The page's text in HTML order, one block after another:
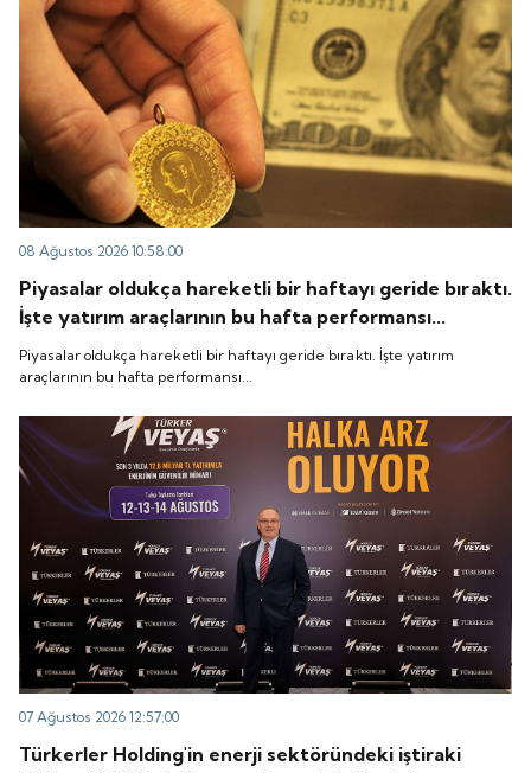
08 Ağustos 2026 10:58:00
Piyasalar oldukça hareketli bir haftayı geride bıraktı.
İşte yatırım araçlarının bu hafta performansı...
Piyasalar oldukça hareketli bir haftayı geride bıraktı. İşte yatırım
araçlarının bu hafta performansı...
07 Ağustos 2026 12:57:00
Türkerler Holding'in enerji sektöründeki iştiraki